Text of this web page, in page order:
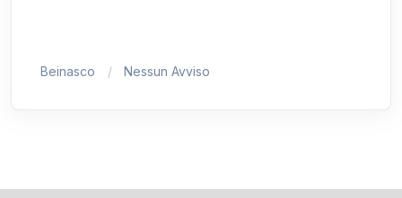
Beinasco Nessun Avviso